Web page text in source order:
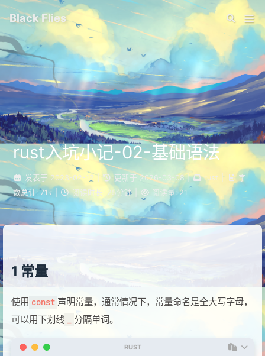
Black Flies
rust入坑小记-02-基础语法
发表于 2023-02-12 | 更新于 2026-03-08 | rust |
字
数总计: 7.1k 阅读时长: 25分钟 阅读量: 21
1 常量
使用 const 声明常量，通常情况下，常量命名是全大写字母，
可以用下划线
分隔单词。
RUST